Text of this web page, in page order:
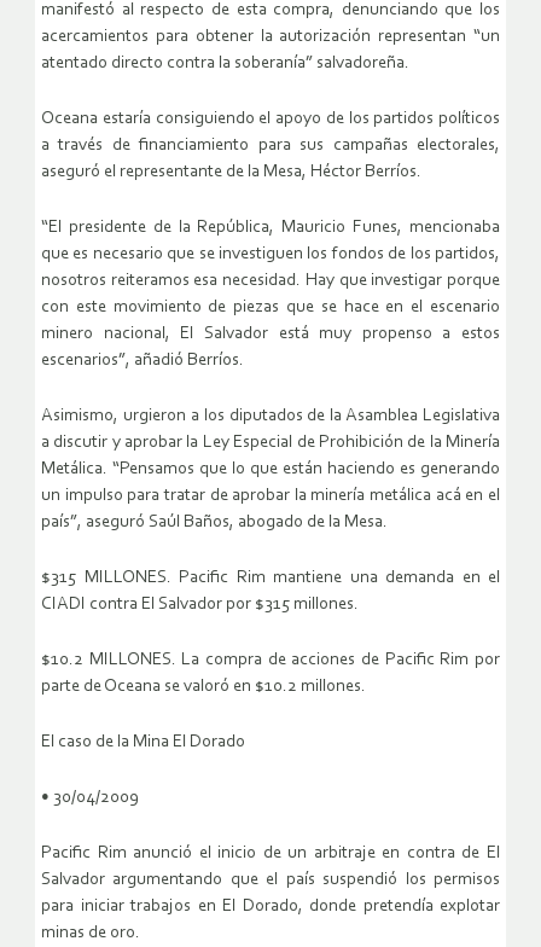
manifestó al respecto de esta compra, denunciando que los
acercamientos para obtener la autorización representan “un
atentado directo contra la soberanía” salvadoreña.
Oceana estaría consiguiendo el apoyo de los partidos políticos
a través de financiamiento para sus campañas electorales,
aseguró el representante de la Mesa, Héctor Berríos.
“El presidente de la República, Mauricio Funes, mencionaba
que es necesario que se investiguen los fondos de los partidos,
nosotros reiteramos esa necesidad. Hay que investigar porque
con este movimiento de piezas que se hace en el escenario
minero nacional, El Salvador está muy propenso a estos
escenarios”, añadió Berríos.
Asimismo, urgieron a los diputados de la Asamblea Legislativa
a discutir y aprobar la Ley Especial de Prohibición de la Minería
Metálica. “Pensamos que lo que están haciendo es generando
un impulso para tratar de aprobar la minería metálica acá en el
país”, aseguró Saúl Baños, abogado de la Mesa.
$315 MILLONES. Pacific Rim mantiene una demanda en el
CIADI contra El Salvador por $315 millones.
$10.2 MILLONES. La compra de acciones de Pacific Rim por
parte de Oceana se valoró en $10.2 millones.
El caso de la Mina El Dorado
• 30/04/2009
Pacific Rim anunció el inicio de un arbitraje en contra de El
Salvador argumentando que el país suspendió los permisos
para iniciar trabajos en El Dorado, donde pretendía explotar
minas de oro.